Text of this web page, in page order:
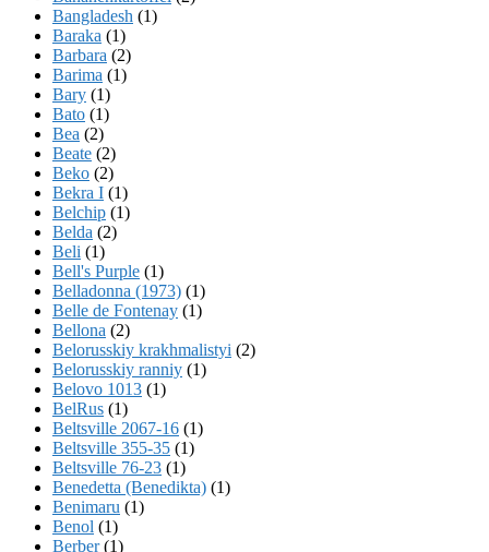
Bangladesh (1)
Baraka (1)
Barbara (2)
Barima (1)
Bary (1)
Bato (1)
Bea (2)
Beate (2)
Beko (2)
Bekra I (1)
Belchip (1)
Belda (2)
Beli (1)
Bell's Purple (1)
Belladonna (1973) (1)
Belle de Fontenay (1)
Bellona (2)
Belorusskiy krakhmalistyi (2)
Belorusskiy ranniy (1)
Belovo 1013 (1)
BelRus (1)
Beltsville 2067-16 (1)
Beltsville 355-35 (1)
Beltsville 76-23 (1)
Benedetta (Benedikta) (1)
Benimaru (1)
Benol (1)
Berber(1)